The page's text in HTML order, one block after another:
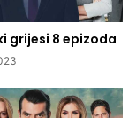
grijesi 8 epizoda